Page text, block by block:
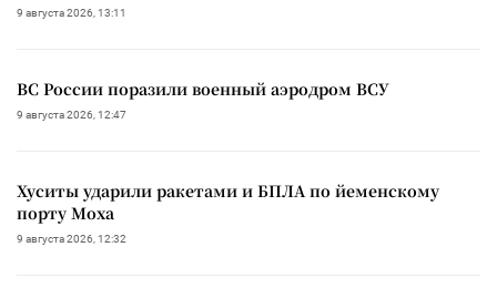
9 августа 2026, 13:11
ВС России поразили военный аэродром ВСУ
9 августа 2026, 12:47
Хуситы ударили ракетами и БПЛА по йеменскому
порту Моха
9 августа 2026, 12:32